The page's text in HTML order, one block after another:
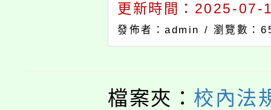
更新時間：2025-07-
發佈者：admin / 瀏覽數：
檔案夾： 校內法